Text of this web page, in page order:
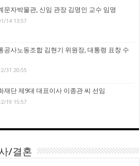
문자박물관, 신임 관장 김명인 교수 임명
14 13:57
공사노동조합 김현기 위원장, 대통령 표창 수
31 20:55
재단 제9대 대표이사 이종관 씨 선임
19 15:57
/결혼